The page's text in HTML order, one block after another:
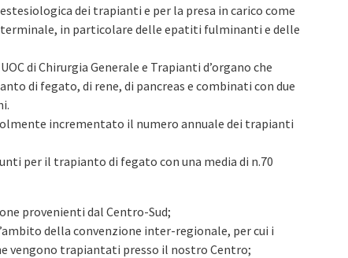
dei trapianti e per la presa in carico come
terminale, in particolare delle epatiti fulminanti e delle
di Chirurgia Generale e Trapianti d’organo che
di fegato, di rene, di pancreas e combinati con due
incrementato il numero annuale dei trapianti
per il trapianto di fegato con una media di n.70
provenienti dal Centro-Sud;
della convenzione inter-regionale, per cui i
vengono trapiantati presso il nostro Centro;